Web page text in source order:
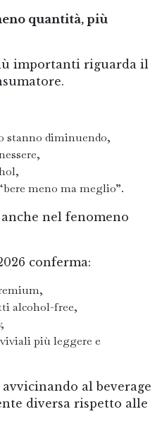
quantità, più
importanti riguarda il
stanno diminuendo,
meno ma meglio”.
nel fenomeno
conferma:
alcohol-free,
più leggere e
al beverage
diversa rispetto alle